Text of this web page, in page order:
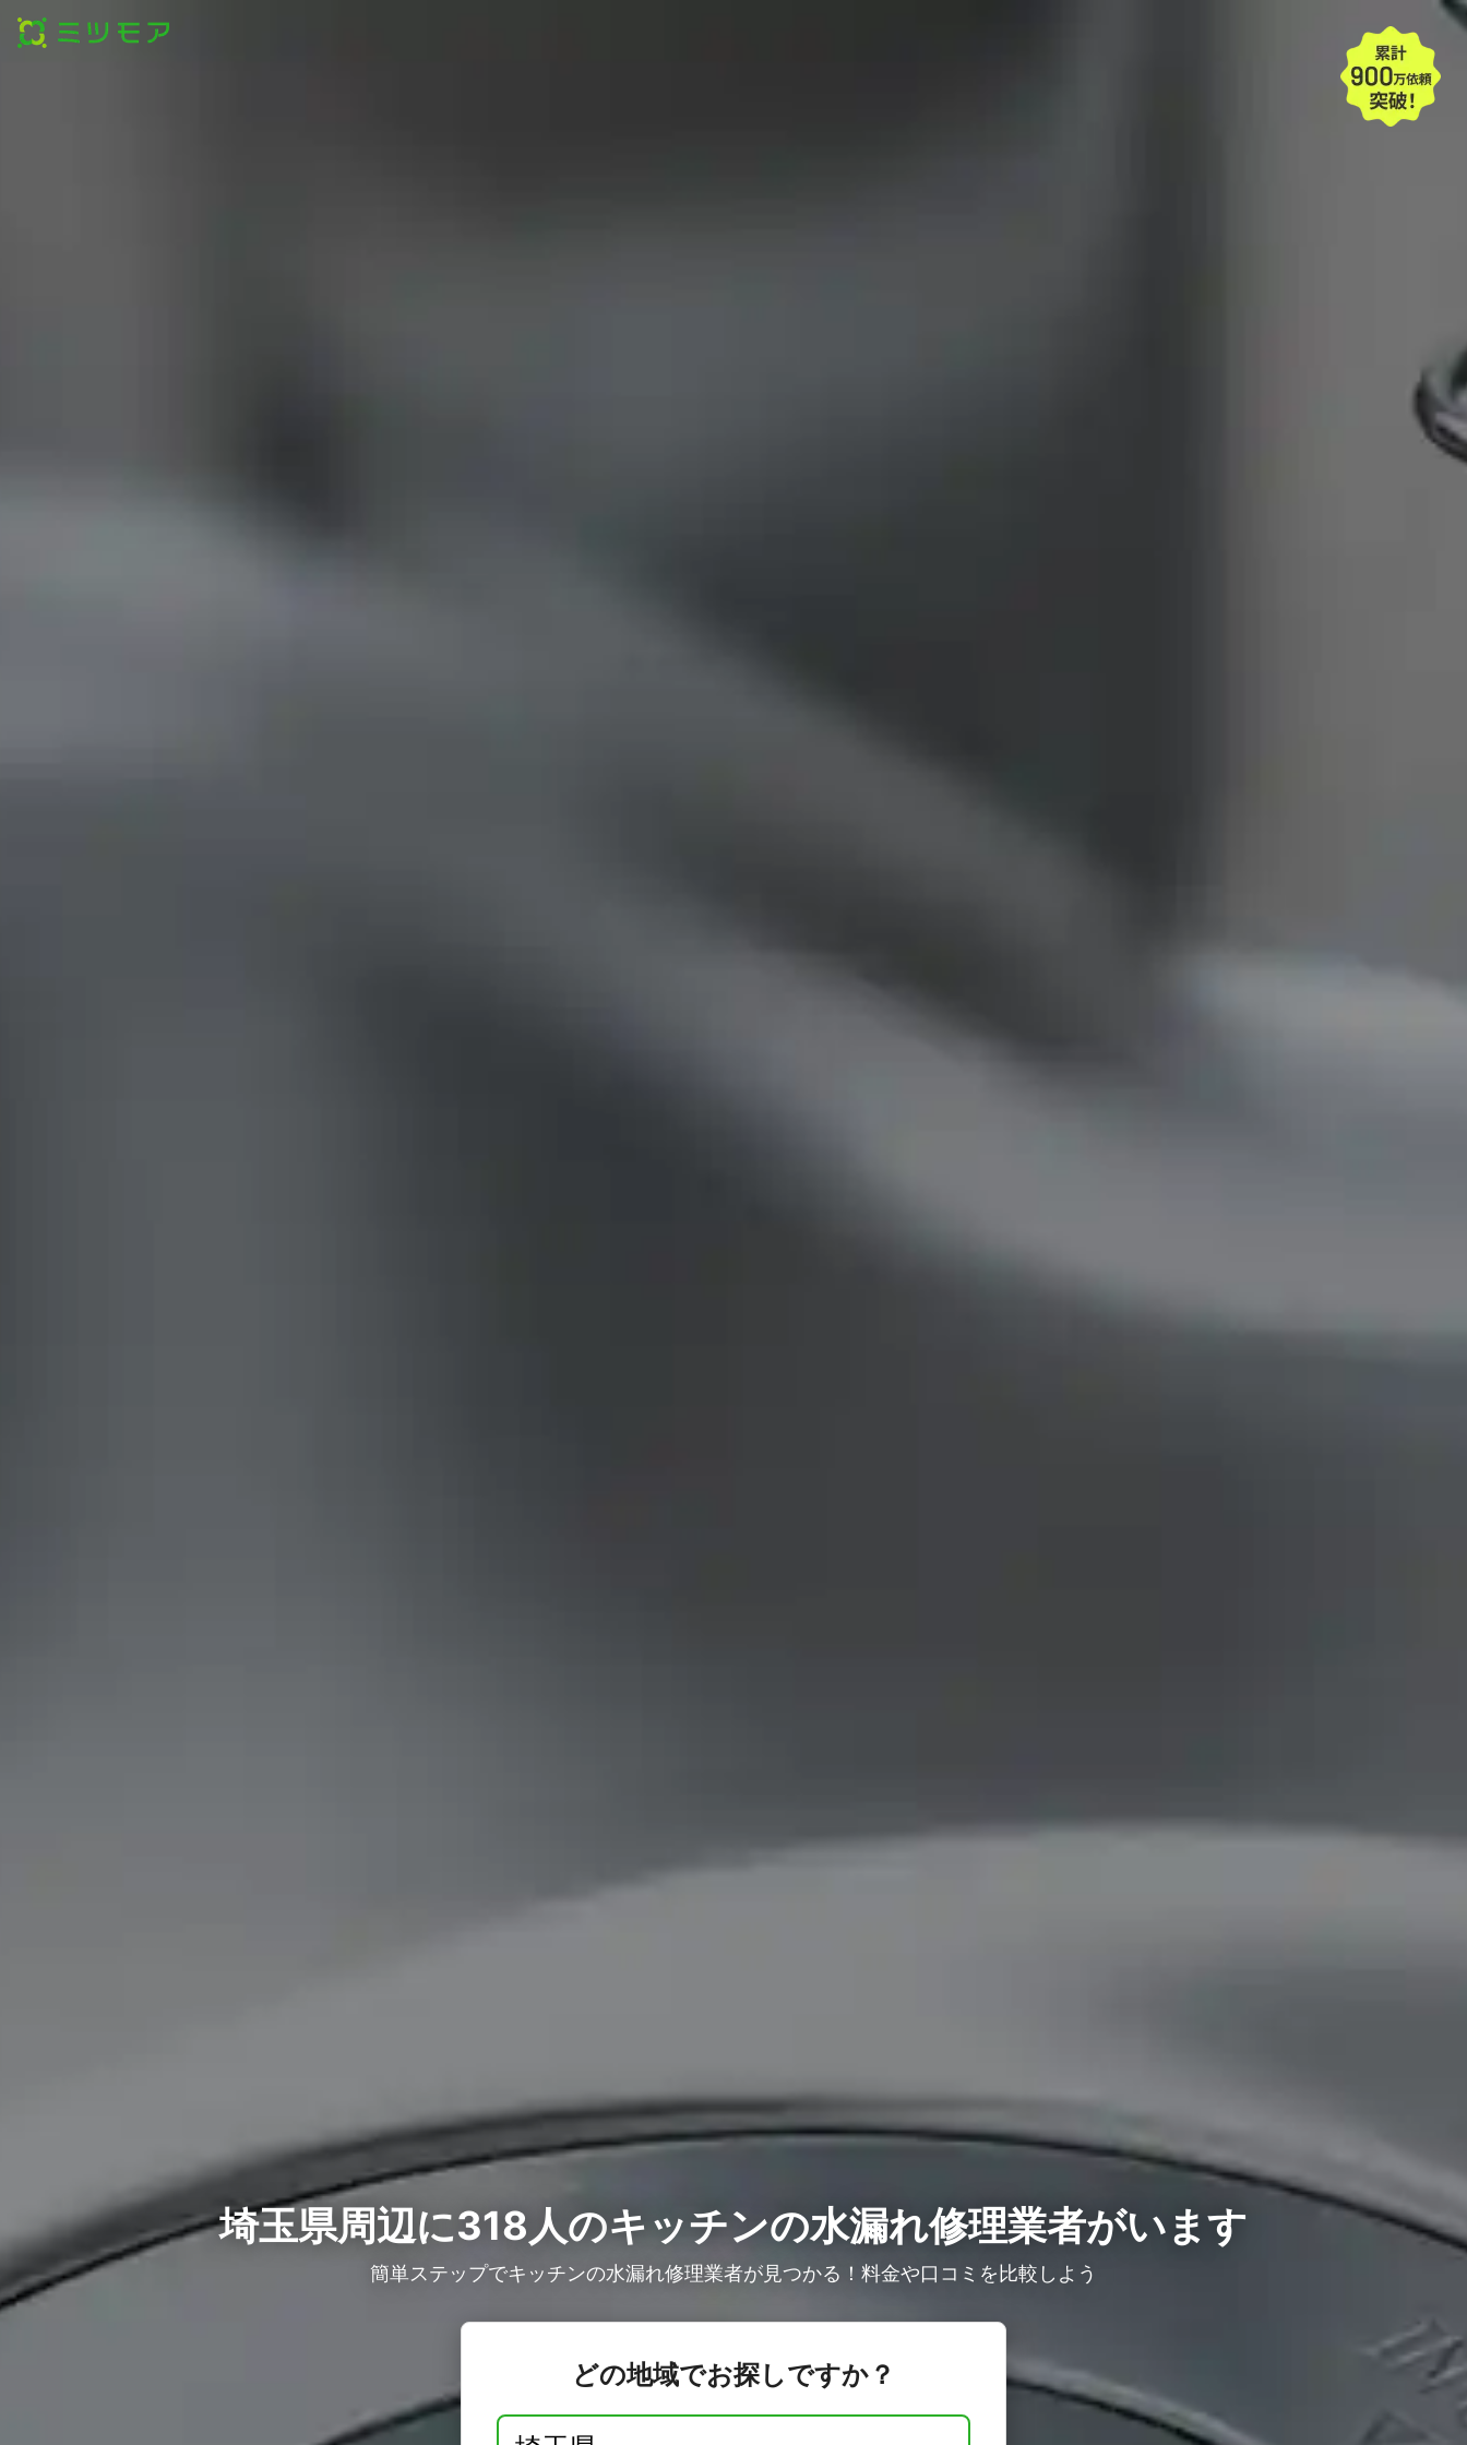
埼玉県周辺に318人のキッチンの水漏れ修理業者がいます
簡単ステップでキッチンの水漏れ修理業者が見つかる！料金や口コミを比較しよう
どの地域でお探しですか？